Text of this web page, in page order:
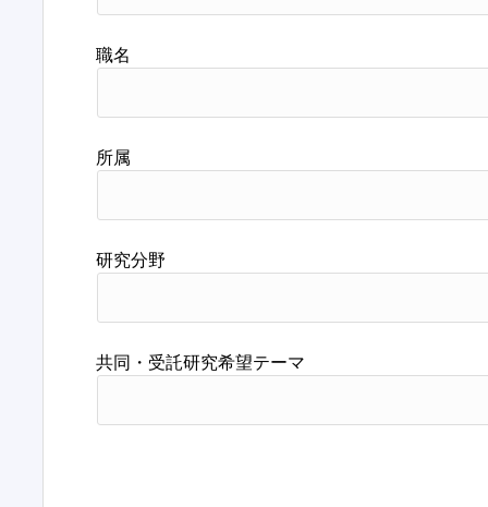
職名
所属
研究分野
共同・受託研究希望テーマ